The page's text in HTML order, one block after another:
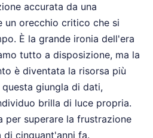
accurata da una
un orecchio critico che si
È la grande ironia dell'era
tutto a disposizione, ma la
è diventata la risorsa più
giungla di dati,
brilla di luce propria.
per superare la frustrazione
di cinquant'anni fa.